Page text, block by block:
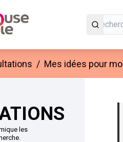
/ Mes idées pour
les
Passer